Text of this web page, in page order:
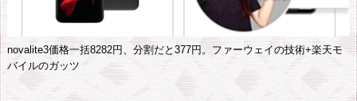
novalite3価格一括8282円、分割だと377円。ファーウェイの技術+楽天モ
バイルのガッツ